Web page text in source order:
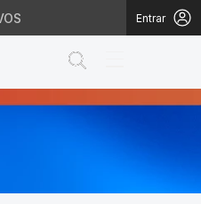
Entrar